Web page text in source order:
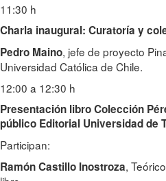
11:30 h
Charla inaugural: Curatoría y
Pedro Maino, jefe de proyecto
Universidad Católica de Chile.
12:00 a 12:30 h
Presentación libro Colección
público Editorial Universidad de
Participan:
Ramón Castillo Inostroza,